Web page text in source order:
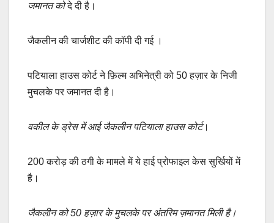
जमानत कोदे दी है।
जैकलीन की चार्जशीट की कॉपी दी गई ।
पटियाला हाउस कोर्ट ने फ़िल्म अभिनेत्री को 50 हज़ार के निजी
मुचलके पर जमानत दी है।
वकील के ड्रेस में आई जैकलीन पटियाला हाउस कोर्ट।
200 करोड़ की ठगी के मामले में ये हाई प्रोफाइल केस सुर्खियों में
है।
जैकलीन को 50 हज़ार के मुचलके पर अंतरिम ज़मानत मिली है।